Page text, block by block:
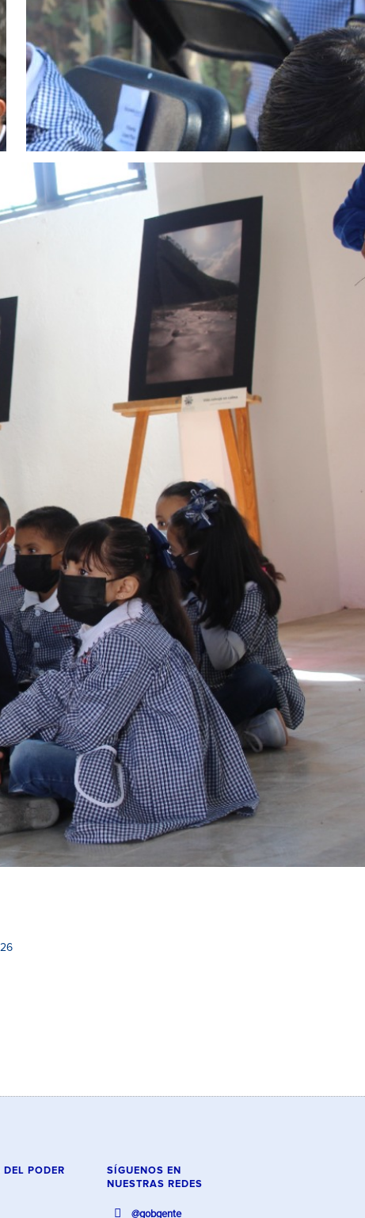
PODER
SÍGUENOS EN
NUESTRAS REDES
@gobgente